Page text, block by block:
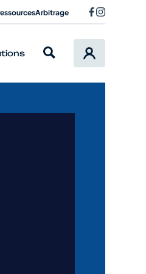
Arbitrage